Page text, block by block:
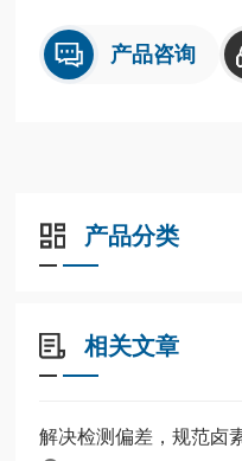
产品咨询
产品分类
相关文章
解决检测偏差，规范卤